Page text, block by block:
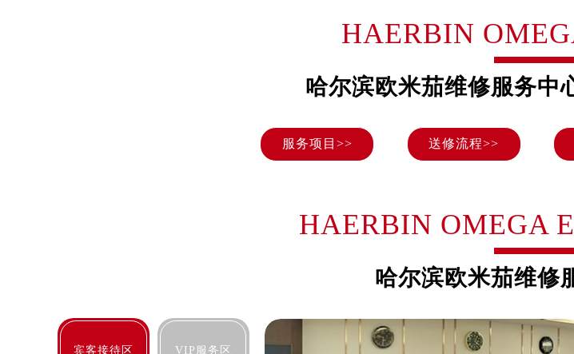
郑州市二七区铭功路10号华润大厦写字楼29层2905室（需提前预约）
太原市迎泽区解放路15号亨得利名表服务中心（品牌授权店）3层整层（需
沈阳市沈河区中街路137号亨得利名表服务中心（品牌授权店）1层整层（需
沈阳市沈河区中街路83号亨得利名表服务中心（品牌授权店）1层整层（需
温州市鹿城区锦绣路1067号置信广场10层1015室（需提前预约）
东莞市东城街道鸿福东路1号民盈国贸中心T1写字楼9层907室（需提前预约
无锡市梁溪区人民中路139号恒隆广场写字楼1座11层1104室（需提前预约
南通市崇川区工农路57号圆融广场写字楼16层1603室（需提前预约）
武汉市江汉区解放大道686号世界贸易大厦38层09室（需提前预约）
南宁市青秀区金湖路59号地王大厦12楼1224室（需提前预约）
HAERBIN
哈尔滨欧米茄维修服务中
服务项目>> 送修流程>>
HAERBIN OMEGA
哈尔滨欧米茄维修
宾客接待区 VIP服务区